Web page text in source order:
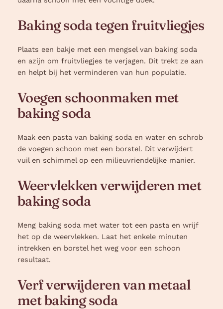
Baking soda tegen fruitvliegjes
Plaats een bakje met een mengsel van baking soda
en azijn om fruitvliegjes te verjagen. Dit trekt ze aan
en helpt bij het verminderen van hun populatie.
Voegen schoonmaken met
baking soda
Maak een pasta van baking soda en water en schrob
de voegen schoon met een borstel. Dit verwijdert
vuil en schimmel op een milieuvriendelijke manier.
Weervlekken verwijderen met
baking soda
Meng baking soda met water tot een pasta en wrijf
het op de weervlekken. Laat het enkele minuten
intrekken en borstel het weg voor een schoon
resultaat.
Verf verwijderen van metaal
met baking soda